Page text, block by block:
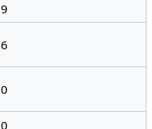
9
6
0
0